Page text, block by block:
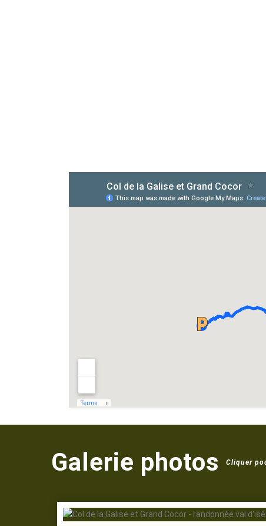
Galerie photos Cliquer